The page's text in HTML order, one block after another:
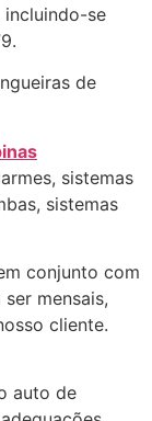
incluindo-se
de
sistemas
sistemas
conjunto com
mensais,
cliente.
auto de